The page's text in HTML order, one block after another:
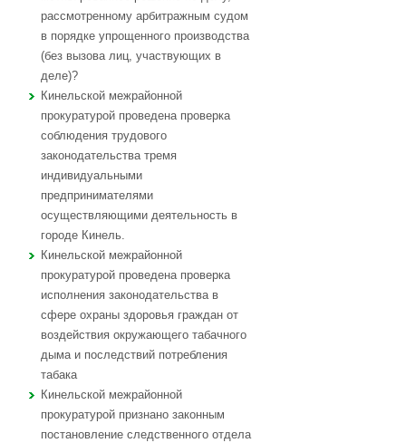
рассмотренному арбитражным судом
в порядке упрощенного производства
(без вызова лиц, участвующих в
деле)?
Кинельской межрайонной
прокуратурой проведена проверка
соблюдения трудового
законодательства тремя
индивидуальными
предпринимателями
осуществляющими деятельность в
городе Кинель.
Кинельской межрайонной
прокуратурой проведена проверка
исполнения законодательства в
сфере охраны здоровья граждан от
воздействия окружающего табачного
дыма и последствий потребления
табака
Кинельской межрайонной
прокуратурой признано законным
постановление следственного отдела